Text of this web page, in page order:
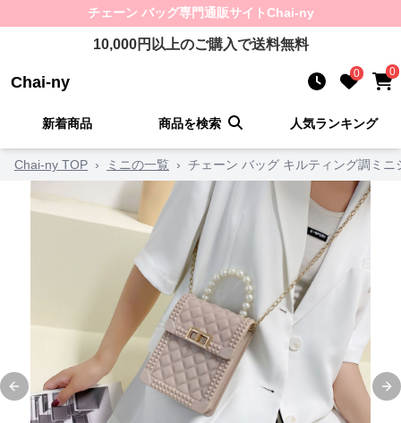
チェーン バッグ専門通販サイトChai-ny
10,000円以上のご購入で送料無料
Chai-ny 0 0
新着商品 商品を検索 人気ランキング
Chai-ny TOP › ミニの一覧 › チェーン バッグ キルティング調ミ
Previous slide